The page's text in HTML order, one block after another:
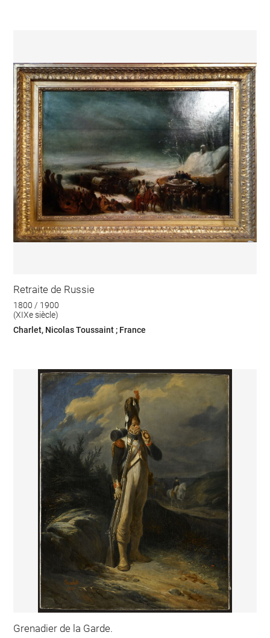
Retraite de Russie
1800 / 1900
(XIXe siècle)
Charlet, Nicolas Toussaint ; France
Grenadier de la Garde.